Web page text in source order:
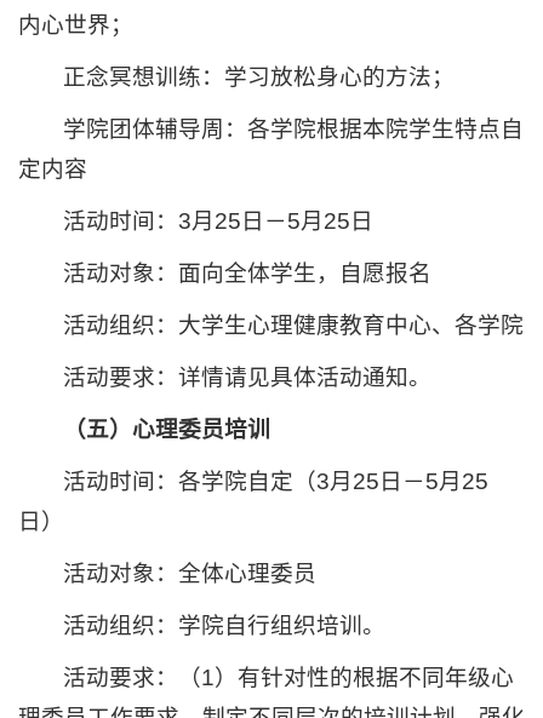
内心世界；
‌正念冥想训练‌：学习放松身心的方法；
学院团体辅导周：各学院根据本院学生特点自
定内容
活动时间：3月25日－5月25日
活动对象：面向全体学生，自愿报名
活动组织：大学生心理健康教育中心、各学院
活动要求：详情请见具体活动通知。
（五）心理委员培训
活动时间：各学院自定（3月25日－5月25
日）
活动对象：全体心理委员
活动组织：学院自行组织培训。
活动要求：（1）有针对性的根据不同年级心